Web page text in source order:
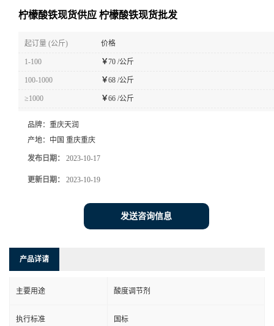
柠檬酸铁现货供应 柠檬酸铁现货批发
起订量 (公斤) 价格
1-100 ￥70 /公斤
100-1000 ￥68 /公斤
≥1000 ￥66 /公斤
品牌： 重庆天润
产地： 中国 重庆重庆
发布日期： 2023-10-17
更新日期： 2023-10-19
发送咨询信息
产品详请
主要用途 酸度调节剂
执行标准 国标